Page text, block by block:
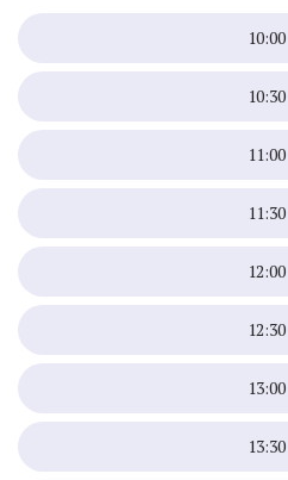
10:00
10:30
11:00
11:30
12:00
12:30
13:00
13:30